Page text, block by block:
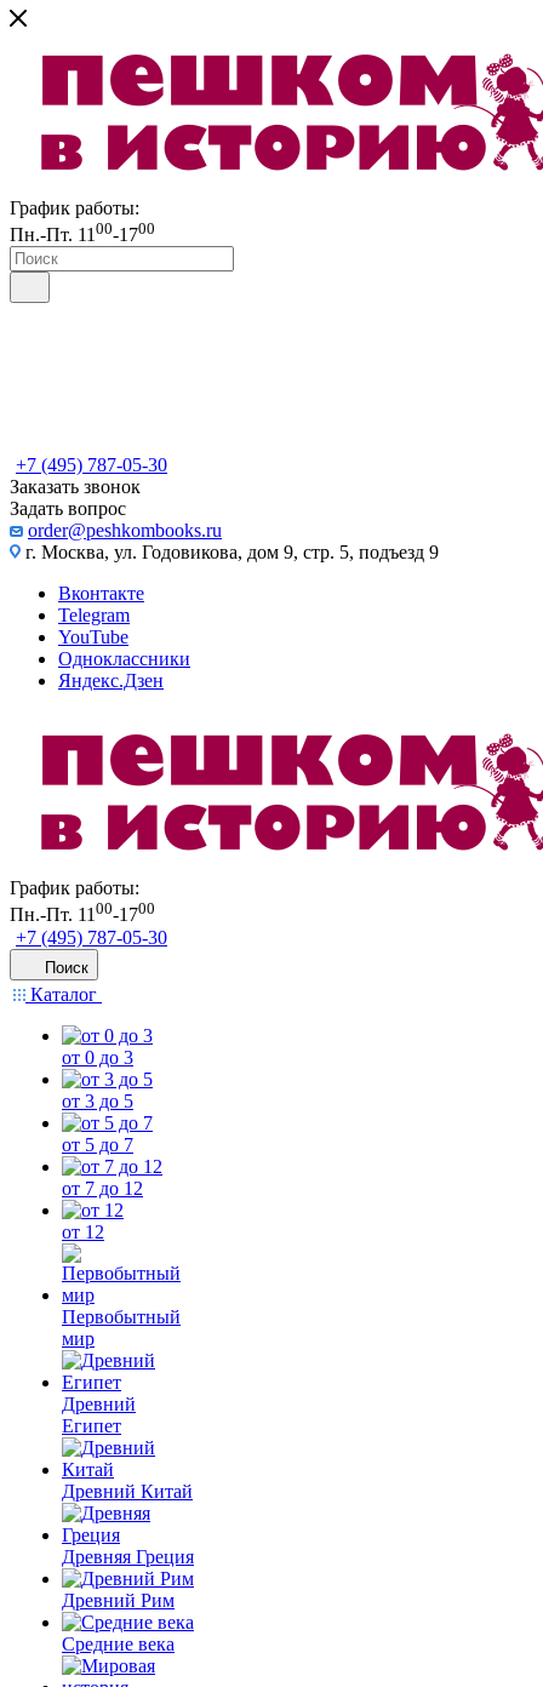
График работы:
Пн.-Пт. 11 00-1700
+7 (495) 787-05-30
Заказать звонок
Задать вопрос
order@peshkombooks.ru
г. Москва, ул. Годовикова, дом 9, стр. 5, подъезд 9
Вконтакте
Telegram
YouTube
Одноклассники
Яндекс.Дзен
График работы:
Пн.-Пт. 1100-1700
+7 (495) 787-05-30
Поиск
Каталог
от 0 до 3
от 3 до 5
от 5 до 7
от 7 до 12
от 12
Первобытный
мир
Древний
Египет
Древний Китай
Древняя Греция
Древний Рим
Средние века